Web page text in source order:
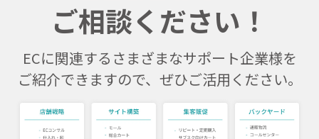
ご相談ください！
ECに関連するさまざまなサポート企業様を
ご紹介できますので、ぜひご活用ください。